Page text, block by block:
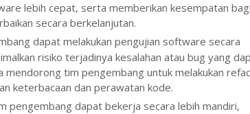
lebih cepat, serta memberikan kesempatan
secara berkelanjutan.
dapat melakukan pengujian software secara
risiko terjadinya kesalahan atau bug yang
tim pengembang untuk melakukan
keterbacaan dan perawatan kode.
pengembang dapat bekerja secara lebih mandiri,